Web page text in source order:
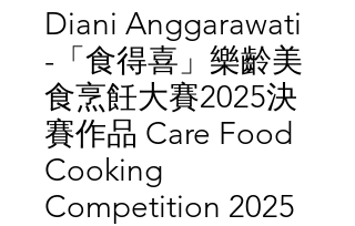
Diani Anggarawati
-「食得喜」樂齡美
食烹飪大賽2025決
賽作品 Care Food
Cooking
Competition 2025